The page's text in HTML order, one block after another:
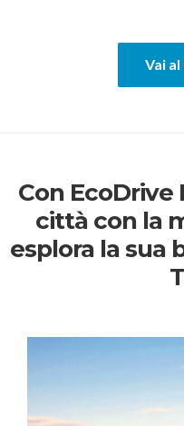
Vai
Con EcoDrive
città con la
esplora la sua